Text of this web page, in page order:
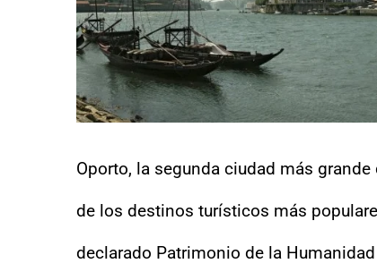
Oporto, la segunda ciudad más
de los destinos turísticos más
declarado Patrimonio de la